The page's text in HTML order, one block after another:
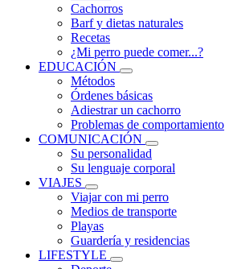
Cachorros
Barf y dietas naturales
Recetas
¿Mi perro puede comer...?
EDUCACIÓN
Métodos
Órdenes básicas
Adiestrar un cachorro
Problemas de comportamiento
COMUNICACIÓN
Su personalidad
Su lenguaje corporal
VIAJES
Viajar con mi perro
Medios de transporte
Playas
Guardería y residencias
LIFESTYLE